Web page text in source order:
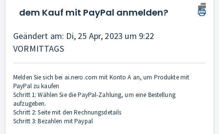
dem Kauf mit PayPal anmelden?
Geändert am: Di, 25 Apr, 2023 um 9:22
VORMITTAGS
Melden Sie sich bei ai.nero.com mit Konto A an, um Produkte mit
PayPal zu kaufen
Schritt 1: Wählen Sie die PayPal-Zahlung, um eine Bestellung
aufzugeben.
Schritt 2: Seite mit den Rechnungsdetails
Schritt 3: Bezahlen mit Paypal